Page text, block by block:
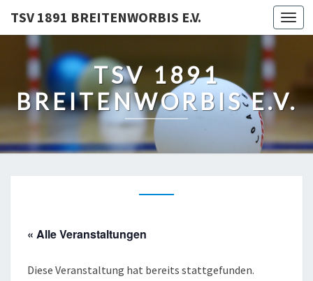
TSV 1891 BREITENWORBIS E.V.
TSV 1891
BREITENWORBIS E.V.
« Alle Veranstaltungen
Diese Veranstaltung hat bereits stattgefunden.